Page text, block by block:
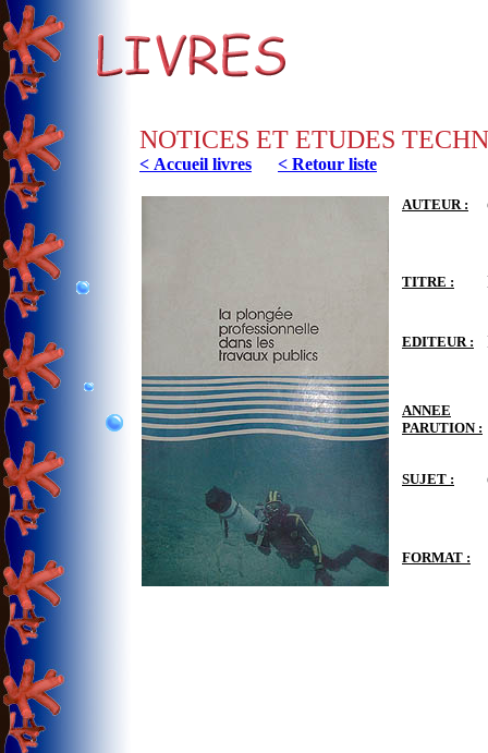
NOTICES ET ETUDES
< Accueil livres < Retour liste
AUTEUR :
TITRE :
EDITEUR :
ANNEE
PARUTION :
SUJET :
FORMAT :